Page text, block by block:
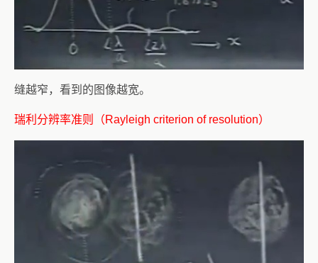
缝越窄，看到的图像越宽。
瑞利分辨率准则（Rayleigh criterion of resolution）